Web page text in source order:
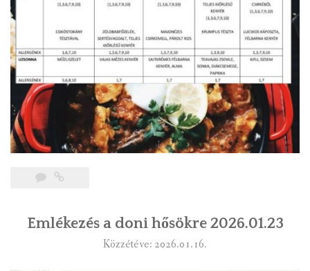
Emlékezés a doni hősökre 2026.01.23
Közzétéve: 2026.01.16.